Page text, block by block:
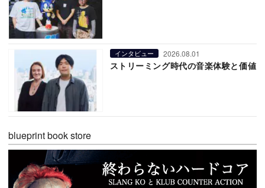
インタビュー 2026.08.01
ストリーミング時代の音楽体験と価値
blueprint book store